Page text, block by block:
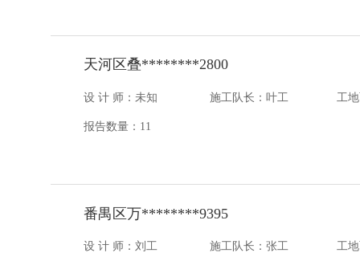
天河区叠********2800
设 计 师：未知 施工队长：叶工 工
报告数量：11
番禺区万********9395
设 计 师：刘工 施工队长：张工 工